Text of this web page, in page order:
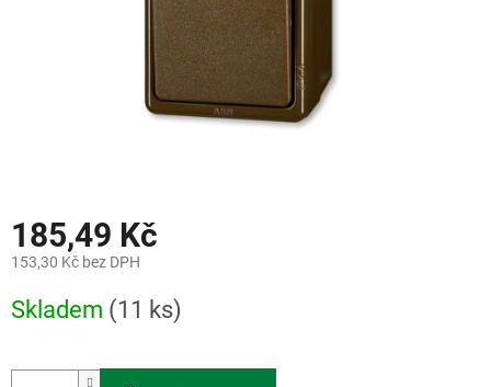
185,49 Kč
153,30 Kč bez DPH
cena:
Skladem (11 ks)